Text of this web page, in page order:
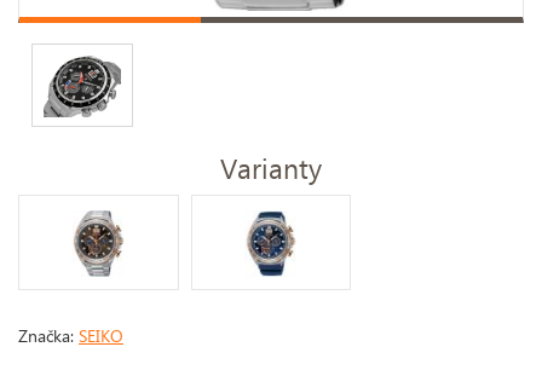
Varianty
Značka: SEIKO